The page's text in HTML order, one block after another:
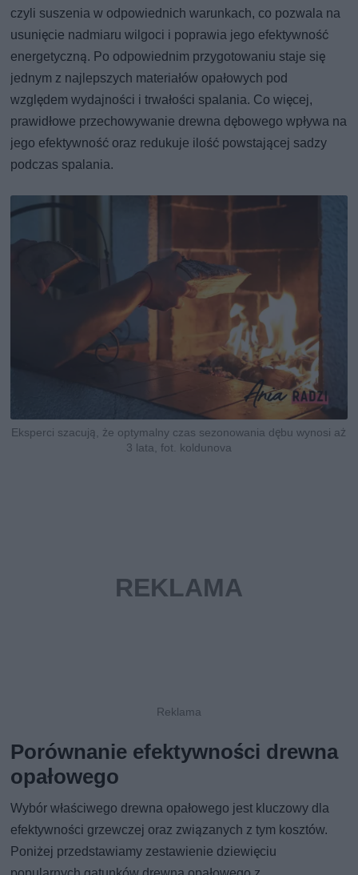
czyli suszenia w odpowiednich warunkach, co pozwala na
usunięcie nadmiaru wilgoci i poprawia jego efektywność
energetyczną. Po odpowiednim przygotowaniu staje się
jednym z najlepszych materiałów opałowych pod
względem wydajności i trwałości spalania. Co więcej,
prawidłowe przechowywanie drewna dębowego wpływa na
jego efektywność oraz redukuje ilość powstającej sadzy
podczas spalania.
Eksperci szacują, że optymalny czas sezonowania dębu wynosi aż
3 lata, fot. koldunova
Porównanie efektywności drewna
opałowego
Wybór właściwego drewna opałowego jest kluczowy dla
efektywności grzewczej oraz związanych z tym kosztów.
Poniżej przedstawiamy zestawienie dziewięciu